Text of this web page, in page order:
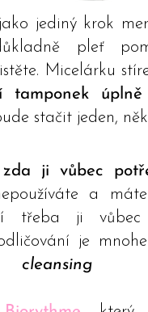
jediný krok
pleť
Micelárku
tamponek úplně
stačit jeden,
ji vůbec
a
třeba ji vůbec
je
–